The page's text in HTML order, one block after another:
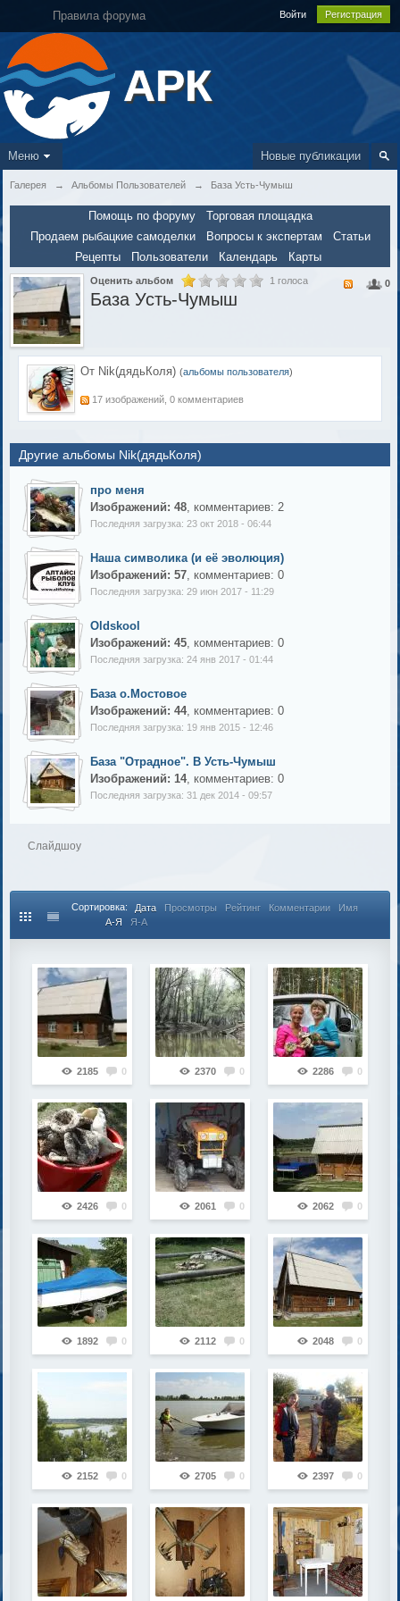
Правила форума Войти Регистрация
АРК
Новые публикации
Меню
Галерея → Альбомы Пользователей → База Усть-Чумыш
Помощь по форуму
Торговая площадка
Продаем рыбацкие самоделки
Вопросы к экспертам
Статьи
Рецепты
Пользователи Календарь Карты
0
Оценить альбом 1 голоса
База Усть-Чумыш
От Nik(дядьКоля)(альбомы пользователя)
17 изображений, 0 комментариев
Другие альбомы Nik(дядьКоля)
про меня
Изображений: 48, комментариев: 2
Последняя загрузка: 23 окт 2018 - 06:44
Наша символика (и её эволюция)
Изображений: 57, комментариев: 0
Последняя загрузка: 29 июн 2017 - 11:29
Oldskool
Изображений: 45, комментариев: 0
Последняя загрузка: 24 янв 2017 - 01:44
База о.Мостовое
Изображений: 44, комментариев: 0
Последняя загрузка: 19 янв 2015 - 12:46
База "Отрадное". В Усть-Чумыш
Изображений: 14, комментариев: 0
Последняя загрузка: 31 дек 2014 - 09:57
Слайдшоу
Сортировка: Дата Просмотры Рейтинг Комментарии
Имя
А-Я
Я-А
2185 0 2370 0 2286 0
2426 0 2061 0 2062 0
1892 0 2112 0 2048 0
2152 0 2705 0 2397 0